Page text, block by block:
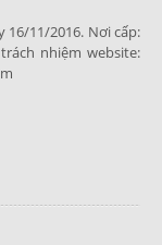
16/11/2016. Nơi cấp:
nhiệm website: